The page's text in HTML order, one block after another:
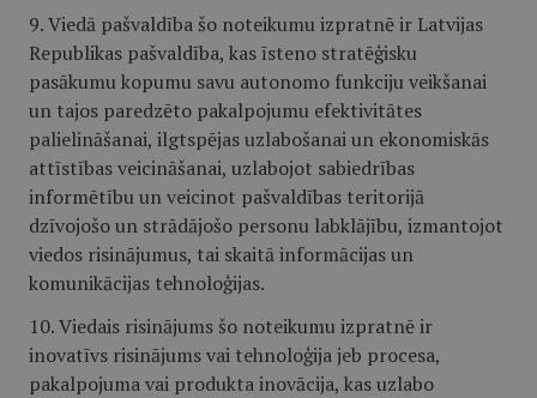
9. Viedā pašvaldība šo noteikumu izpratnē ir Latvijas
Republikas pašvaldība, kas īsteno stratēģisku
pasākumu kopumu savu autonomo funkciju veikšanai
un tajos paredzēto pakalpojumu efektivitātes
palielināšanai, ilgtspējas uzlabošanai un ekonomiskās
attīstības veicināšanai, uzlabojot sabiedrības
informētību un veicinot pašvaldības teritorijā
dzīvojošo un strādājošo personu labklājību, izmantojot
viedos risinājumus, tai skaitā informācijas un
komunikācijas tehnoloģijas.
10. Viedais risinājums šo noteikumu izpratnē ir
inovatīvs risinājums vai tehnoloģija jeb procesa,
pakalpojuma vai produkta inovācija, kas uzlabo